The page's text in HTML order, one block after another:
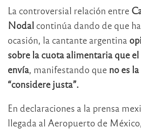
La controversial relación entre
Nodal continúa dando de que
ocasión, la cantante argentina
sobre la cuota alimentaria que
envía, manifestando que no es
“considere justa”.
En declaraciones a la prensa
llegada al Aeropuerto de